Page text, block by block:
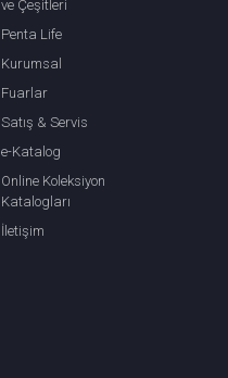
ve Çeşitleri
Penta Life
Kurumsal
Fuarlar
Satış & Servis
e-Katalog
Online Koleksiyon
Katalogları
İletişim